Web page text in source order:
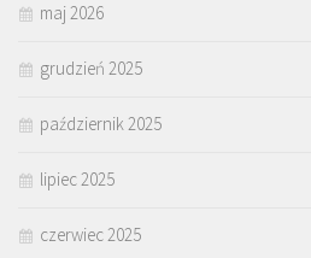
maj 2026
grudzień 2025
październik 2025
lipiec 2025
czerwiec 2025